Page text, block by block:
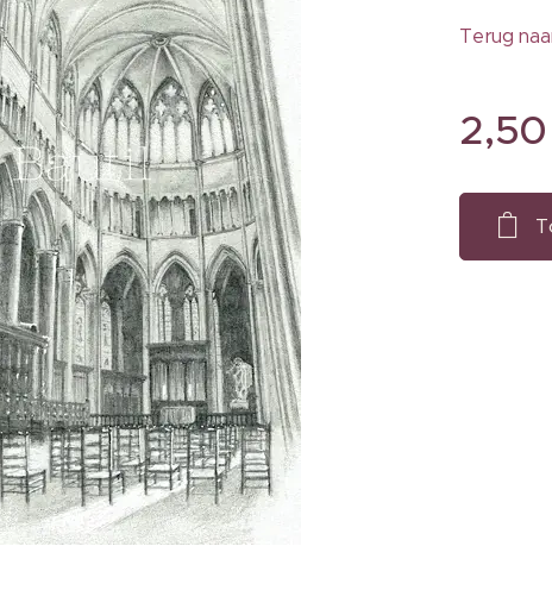
Terug
2,50